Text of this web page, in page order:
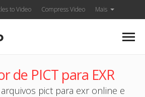
to Video Compress Video Mais
de PICT para EXR
pict para exr online e